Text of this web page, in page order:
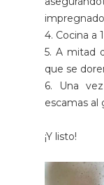
4. Cocina a
5. A mitad
que se
6. Una
escamas al
¡Y listo!